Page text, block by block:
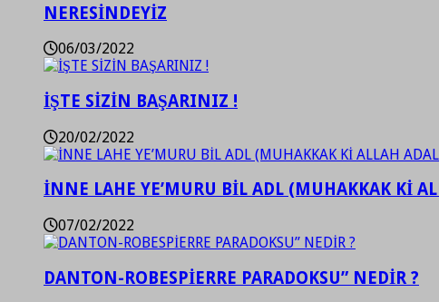
NERESİNDEYİZ
06/03/2022
İŞTE SİZİN BAŞARINIZ !
20/02/2022
İNNE LAHE YE’MURU BİL ADL (MUHAKKAK Kİ
07/02/2022
DANTON-ROBESPİERRE PARADOKSU” NEDİR ?